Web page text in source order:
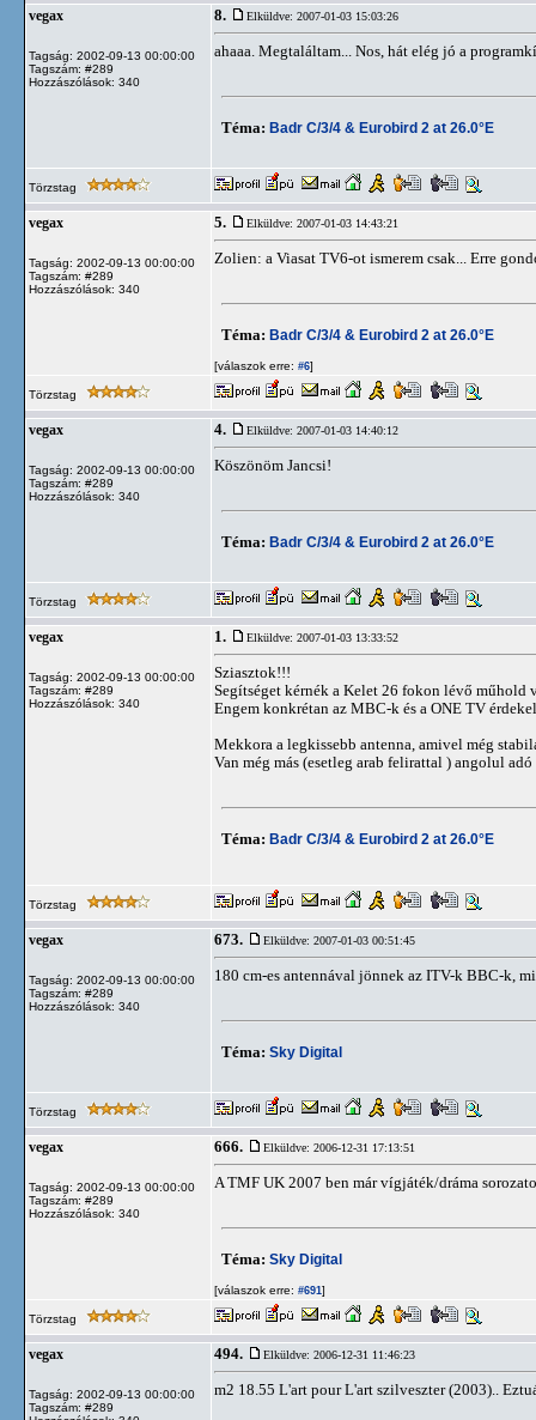
vegax
Tagság: 2002-09-13 00:00:00
Tagszám: #289
Hozzászólások: 340
8. Elküldve: 2007-01-03 15:03:26
ahaaa. Megtaláltam... Nos, hát elég jó a
Téma: Badr C/3/4 & Eurobird 2 at 26.0°E
Törzstag
vegax
Tagság: 2002-09-13 00:00:00
Tagszám: #289
Hozzászólások: 340
5. Elküldve: 2007-01-03 14:43:21
Zolien: a Viasat TV6-ot ismerem csak... Erre
Téma: Badr C/3/4 & Eurobird 2 at 26.0°E
[válaszok erre: #6]
Törzstag
vegax
Tagság: 2002-09-13 00:00:00
Tagszám: #289
Hozzászólások: 340
4. Elküldve: 2007-01-03 14:40:12
Köszönöm Jancsi!
Téma: Badr C/3/4 & Eurobird 2 at 26.0°E
Törzstag
vegax
Tagság: 2002-09-13 00:00:00
Tagszám: #289
Hozzászólások: 340
1. Elküldve: 2007-01-03 13:33:52
Sziasztok!!!
Segítséget kérnék a Kelet 26 fokon lévő műhold
Engem konkrétan az MBC-k és a ONE TV
Mekkora a legkissebb antenna, amivel még
Van még más (esetleg arab felirattal ) angolul
Téma: Badr C/3/4 & Eurobird 2 at 26.0°E
Törzstag
vegax
Tagság: 2002-09-13 00:00:00
Tagszám: #289
Hozzászólások: 340
673. Elküldve: 2007-01-03 00:51:45
180 cm-es antennával jönnek az ITV-k BBC-k,
Téma: Sky Digital
Törzstag
vegax
Tagság: 2002-09-13 00:00:00
Tagszám: #289
Hozzászólások: 340
666. Elküldve: 2006-12-31 17:13:51
A TMF UK 2007 ben már vígjáték/dráma
Téma: Sky Digital
[válaszok erre: #691]
Törzstag
vegax
Tagság: 2002-09-13 00:00:00
Tagszám: #289
494. Elküldve: 2006-12-31 11:46:23
m2 18.55 L'art pour L'art szilveszter (2003)..